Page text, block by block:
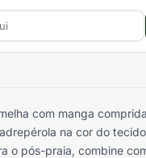
com manga
na cor do
o pós-praia, combine